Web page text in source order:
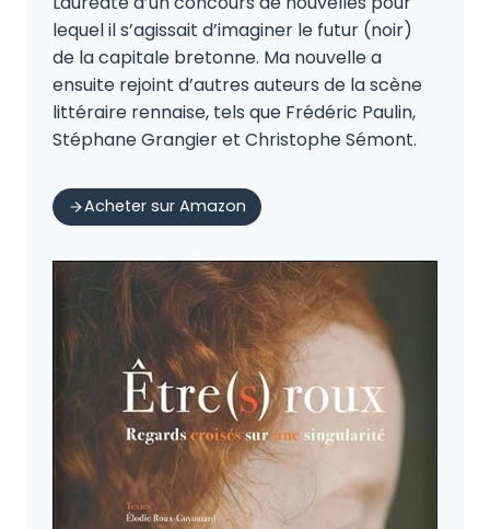
lequel il s’agissait d’imaginer le futur (noir)
de la capitale bretonne. Ma nouvelle a
ensuite rejoint d’autres auteurs de la scène
littéraire rennaise, tels que Frédéric Paulin,
Stéphane Grangier et Christophe Sémont.
Acheter sur Amazon